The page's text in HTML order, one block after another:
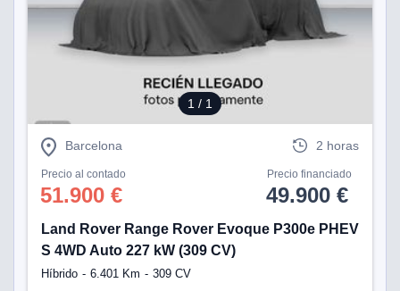
1 / 1
Barcelona 2 horas
Precio al contado
51.900 €
Precio financiado
49.900 €
Land Rover Range Rover Evoque P300e PHEV
S 4WD Auto 227 kW (309 CV)
Híbrido 6.401 Km 309 CV